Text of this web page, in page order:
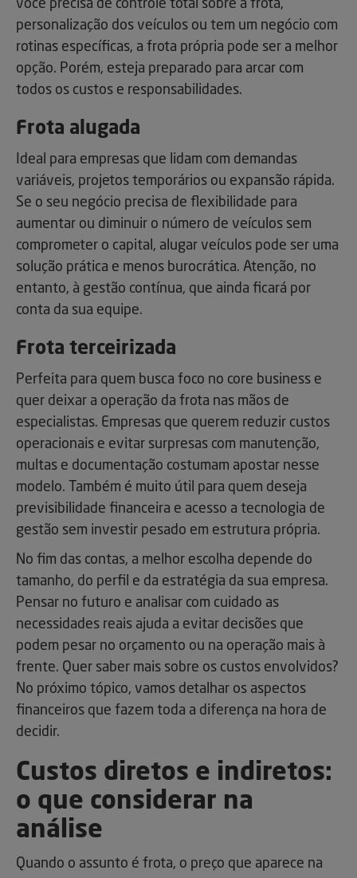
você precisa de controle total sobre a frota,
personalização dos veículos ou tem um negócio com
rotinas específicas, a frota própria pode ser a melhor
opção. Porém, esteja preparado para arcar com
todos os custos e responsabilidades.
Frota alugada
Ideal para empresas que lidam com demandas
variáveis, projetos temporários ou expansão rápida.
Se o seu negócio precisa de flexibilidade para
aumentar ou diminuir o número de veículos sem
comprometer o capital, alugar veículos pode ser uma
solução prática e menos burocrática. Atenção, no
entanto, à gestão contínua, que ainda ficará por
conta da sua equipe.
Frota terceirizada
Perfeita para quem busca foco no core business e
quer deixar a operação da frota nas mãos de
especialistas. Empresas que querem reduzir custos
operacionais e evitar surpresas com manutenção,
multas e documentação costumam apostar nesse
modelo. Também é muito útil para quem deseja
previsibilidade financeira e acesso a tecnologia de
gestão sem investir pesado em estrutura própria.
No fim das contas, a melhor escolha depende do
tamanho, do perfil e da estratégia da sua empresa.
Pensar no futuro e analisar com cuidado as
necessidades reais ajuda a evitar decisões que
podem pesar no orçamento ou na operação mais à
frente. Quer saber mais sobre os custos envolvidos?
No próximo tópico, vamos detalhar os aspectos
financeiros que fazem toda a diferença na hora de
decidir.
Custos diretos e indiretos:
o que considerar na
análise
Quando o assunto é frota, o preço que aparece na